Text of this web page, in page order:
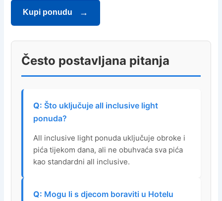
Kupi ponudu
Često postavljana pitanja
Što uključuje all inclusive light
ponuda?
All inclusive light ponuda uključuje obroke i
pića tijekom dana, ali ne obuhvaća sva pića
kao standardni all inclusive.
Mogu li s djecom boraviti u Hotelu